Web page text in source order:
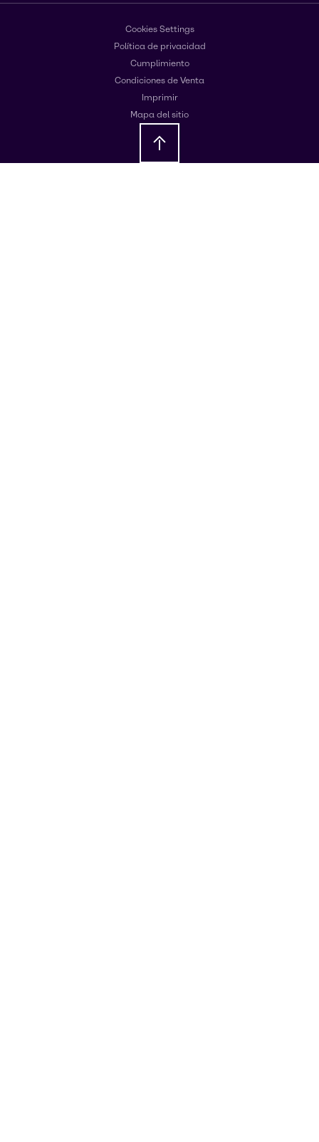
Cookies Settings
Política de privacidad
Cumplimiento
Condiciones de Venta
Imprimir
Mapa del sitio